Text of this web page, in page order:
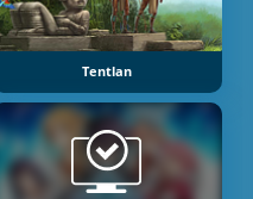
Tentlan